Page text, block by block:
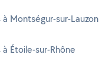
Montségur-sur-Lauzon
Étoile-sur-Rhône